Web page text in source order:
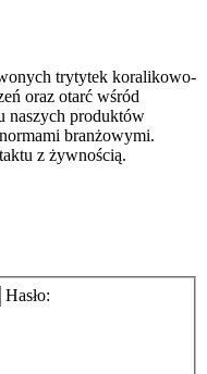
trytytek koralikowo-
oraz otarć wśród
naszych produktów
branżowymi.
z żywnością.
Hasło: